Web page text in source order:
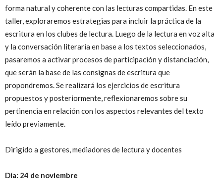
forma natural y coherente con las lecturas compartidas. En este
taller, exploraremos estrategias para incluir la práctica de la
escritura en los clubes de lectura. Luego de la lectura en voz alta
y la conversación literaria en base a los textos seleccionados,
pasaremos a activar procesos de participación y distanciación,
que serán la base de las consignas de escritura que
propondremos. Se realizará los ejercicios de escritura
propuestos y posteriormente, reflexionaremos sobre su
pertinencia en relación con los aspectos relevantes del texto
leído previamente.
Dirigido a gestores, mediadores de lectura y docentes
Día: 24 de noviembre